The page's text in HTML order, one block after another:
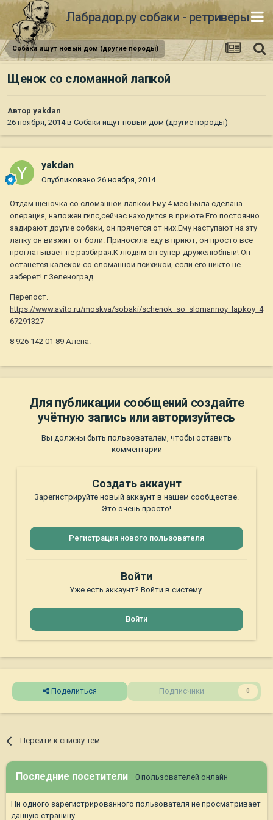
Лабрадор.ру собаки - ретриверы
Собаки ищут новый дом (другие породы)
Щенок со сломанной лапкой
Автор yakdan
26 ноября, 2014в Собаки ищут новый дом (другие породы)
yakdan
Опубликовано 26 ноября, 2014
Отдам щеночка со сломанной лапкой.Ему 4 мес.Была сделана
операция, наложен гипс,сейчас находится в приюте.Его постоянно
задирают другие собаки, он прячется от них.Ему наступают на эту
лапку он визжит от боли. Приносила еду в приют, он просто все
проглатывает не разбирая.К людям он супер-дружелюбный! Он
останется калекой со сломанной психикой, если его никто не
заберет! г.Зеленоград
Перепост.
https://www.avito.ru/moskva/sobaki/schenok_so_slomannoy_lapkoy_4
67291327
8 926 142 01 89 Алена.
Для публикации сообщений создайте
учётную запись или авторизуйтесь
Вы должны быть пользователем, чтобы оставить
комментарий
Создать аккаунт
Зарегистрируйте новый аккаунт в нашем сообществе.
Это очень просто!
Регистрация нового пользователя
Войти
Уже есть аккаунт? Войти в систему.
Войти
Поделиться Подписчики 0
Перейти к списку тем
Последние посетители 0 пользователей онлайн
Ни одного зарегистрированного пользователя не просматривает
данную страницу